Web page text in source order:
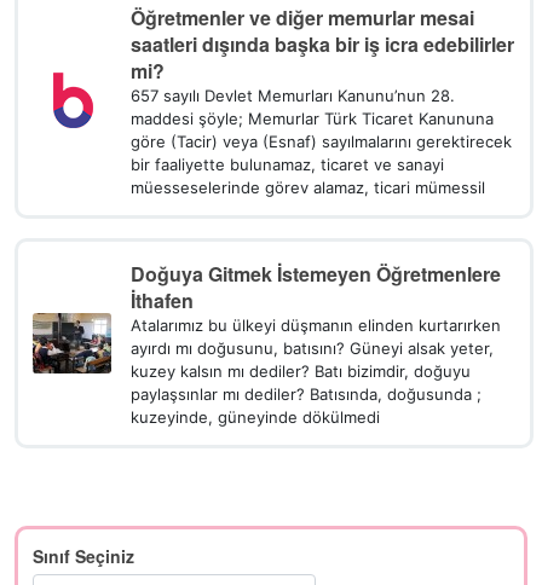
Öğretmenler ve diğer memurlar mesai
saatleri dışında başka bir iş icra edebilirler
mi?
657 sayılı Devlet Memurları Kanunu’nun 28.
maddesi şöyle; Memurlar Türk Ticaret Kanununa
göre (Tacir) veya (Esnaf) sayılmalarını gerektirecek
bir faaliyette bulunamaz, ticaret ve sanayi
müesseselerinde görev alamaz, ticari mümessil
Doğuya Gitmek İstemeyen Öğretmenlere
İthafen
Atalarımız bu ülkeyi düşmanın elinden kurtarırken
ayırdı mı doğusunu, batısını? Güneyi alsak yeter,
kuzey kalsın mı dediler? Batı bizimdir, doğuyu
paylaşsınlar mı dediler? Batısında, doğusunda ;
kuzeyinde, güneyinde dökülmedi
Sınıf Seçiniz